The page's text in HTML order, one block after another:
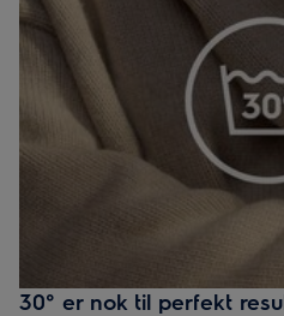
30° er nok til perfekt